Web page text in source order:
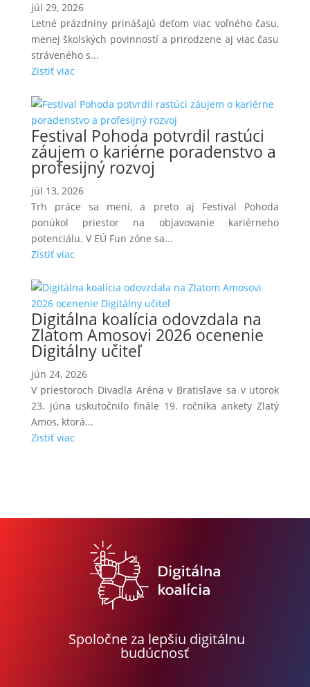
júl 29, 2026
Letné prázdniny prinášajú deťom viac voľného času,
menej školských povinností a prirodzene aj viac času
stráveného s...
Zistiť viac
Festival Pohoda potvrdil rastúci
záujem o kariérne poradenstvo a
profesijný rozvoj
júl 13, 2026
Trh práce sa mení, a preto aj Festival Pohoda
ponúkol priestor na objavovanie kariérneho
potenciálu. V EÚ Fun zóne sa...
Zistiť viac
Digitálna koalícia odovzdala na
Zlatom Amosovi 2026 ocenenie
Digitálny učiteľ
jún 24, 2026
V priestoroch Divadla Aréna v Bratislave sa v utorok
23. júna uskutočnilo finále 19. ročníka ankety Zlatý
Amos, ktorá...
Zistiť viac
Spoločne za lepšiu digitálnu
budúcnosť